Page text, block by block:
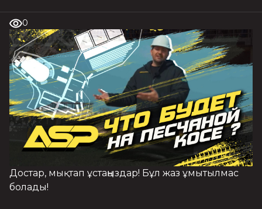
0
Достар, мықтап ұстаңыздар! Бұл жаз ұмытылмас
болады!